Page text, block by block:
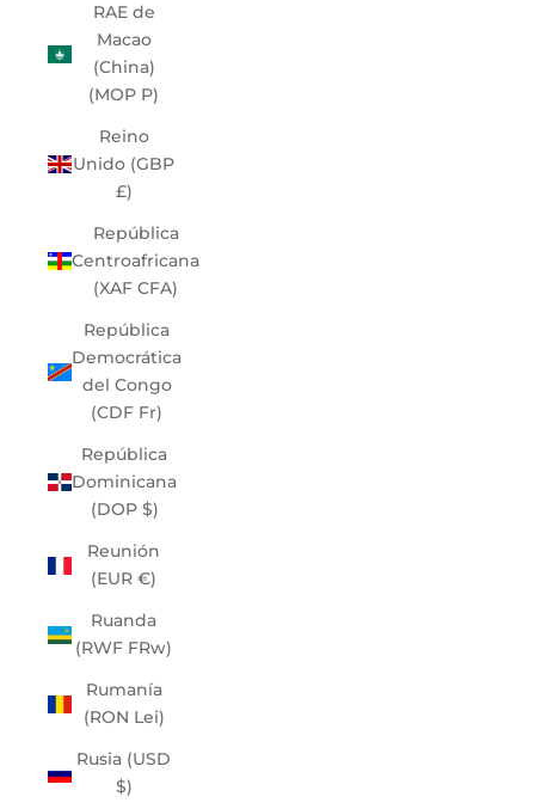
RAE de
Macao
(China)
(MOP P)
Reino
Unido (GBP
£)
República
Centroafricana
(XAF CFA)
República
Democrática
del Congo
(CDF Fr)
República
Dominicana
(DOP $)
Reunión
(EUR €)
Ruanda
(RWF FRw)
Rumanía
(RON Lei)
Rusia (USD
$)